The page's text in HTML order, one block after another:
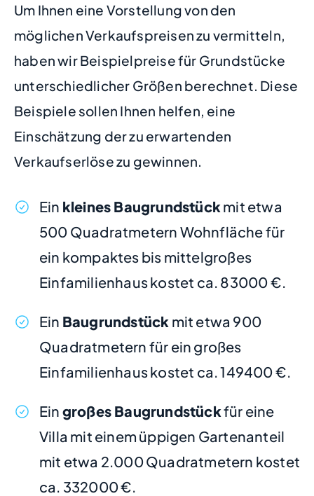
Um Ihnen eine Vorstellung von den
möglichen Verkaufspreisen zu vermitteln,
haben wir Beispielpreise für Grundstücke
unterschiedlicher Größen berechnet. Diese
Beispiele sollen Ihnen helfen, eine
Einschätzung der zu erwartenden
Verkaufserlöse zu gewinnen.
Ein kleines Baugrundstückmit etwa
500 Quadratmetern Wohnfläche für
ein kompaktes bis mittelgroßes
Einfamilienhaus kostet ca. 83000 €.
Ein Baugrundstück mit etwa 900
Quadratmetern für ein großes
Einfamilienhaus kostet ca. 149400 €.
Ein großes Baugrundstückfür eine
Villa mit einem üppigen Gartenanteil
mit etwa 2.000 Quadratmetern kostet
ca. 332000 €.